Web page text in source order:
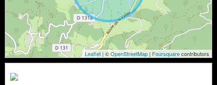
Leaflet | ©OpenStreetMap | Foursquarecontributors